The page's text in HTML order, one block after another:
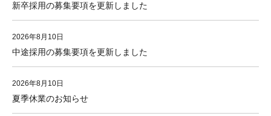
新卒採用の募集要項を更新しました
2026年8月10日
中途採用の募集要項を更新しました
2026年8月10日
夏季休業のお知らせ